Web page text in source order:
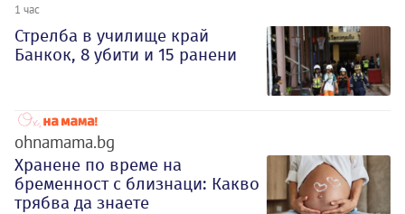
1 час
Стрелба в училище край
Банкок, 8 убити и 15 ранени
ohnamama.bg
Хранене по време на
бременност с близнаци: Какво
трябва да знаете